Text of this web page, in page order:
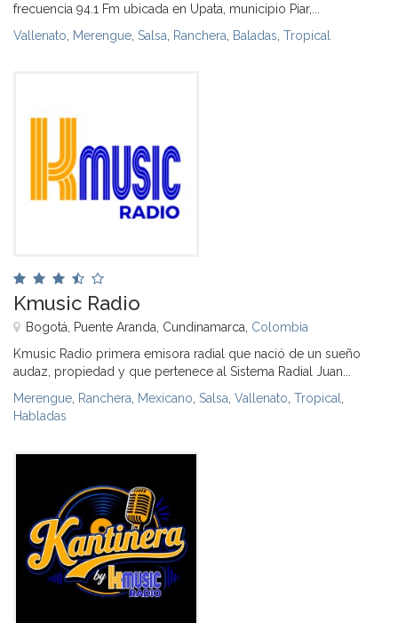
frecuencia 94.1 Fm ubicada en Upata, municipio Piar,...
Vallenato Merengue Salsa Ranchera Baladas Tropical
Kmusic Radio
Bogotá, Puente Aranda, Cundinamarca, Colombia
Kmusic Radio primera emisora radial que nació de un sueño
audaz, propiedad y que pertenece al Sistema Radial Juan...
Merengue Ranchera Mexicano Salsa Vallenato Tropical
Habladas